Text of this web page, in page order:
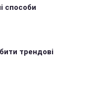
способи
трендові